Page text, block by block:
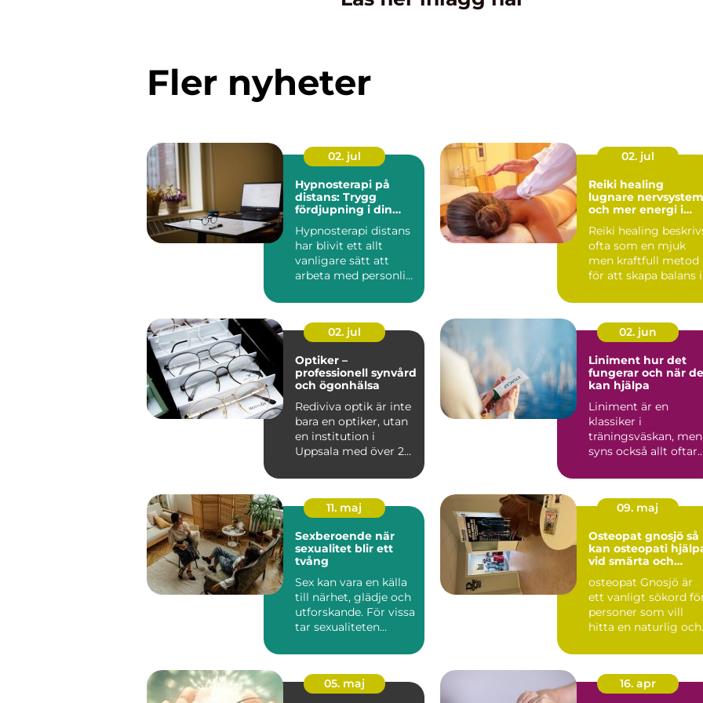
Fler nyheter
02. jul
Hypnosterapi på
distans: Trygg
fördjupning i din
Hypnosterapi distans
har blivit ett allt
vanligare sätt att
arbeta med personlig
02. jul
Reiki healing
lugnare nervsystem
och mer energi i
Reiki healing
ofta som en mjuk
men kraftfull metod
för att skapa balans i
02. jul
Optiker –
professionell synvård
och ögonhälsa
Rediviva optik är inte
bara en optiker, utan
en institution i
Uppsala med över 25
02. jun
Liniment hur det
fungerar och när
kan hjälpa
Liniment är en
klassiker i
träningsväskan, men
syns också allt
på behandlin...
11. maj
Sexberoende när
sexualitet blir ett
tvång
Sex kan vara en källa
till närhet, glädje och
utforskande. För vissa
tar sexualiteten
09. maj
Osteopat gnosjö så
kan osteopati
vid smärta och
osteopat Gnosjö är
ett vanligt sökord
personer som vill
hitta en naturlig och
05. maj 16. apr